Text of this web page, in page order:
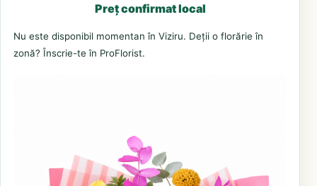
Preț confirmat local
Nu este disponibil momentan în Viziru. Deții o florărie în
zonă? Înscrie-te în ProFlorist.